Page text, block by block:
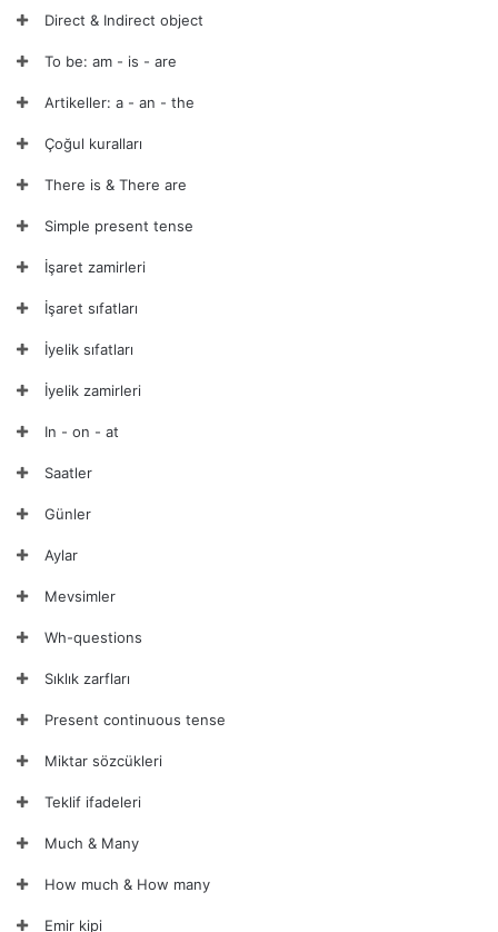
Direct & Indirect object
To be: am - is - are
Artikeller: a - an - the
Çoğul kuralları
There is & There are
Simple present tense
İşaret zamirleri
İşaret sıfatları
İyelik sıfatları
İyelik zamirleri
In - on - at
Saatler
Günler
Aylar
Mevsimler
Wh-questions
Sıklık zarfları
Present continuous tense
Miktar sözcükleri
Teklif ifadeleri
Much & Many
How much & How many
Emir kipi